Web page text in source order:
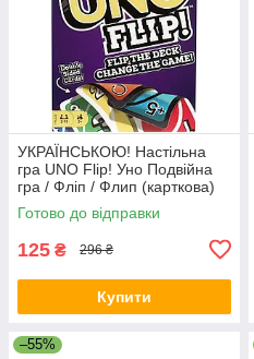
УКРАЇНСЬКОЮ! Настільна
гра UNO Flip! Уно Подвійна
гра / Фліп / Флип (карткова)
Готово до відправки
125 ₴ 296 ₴
Купити
–55%